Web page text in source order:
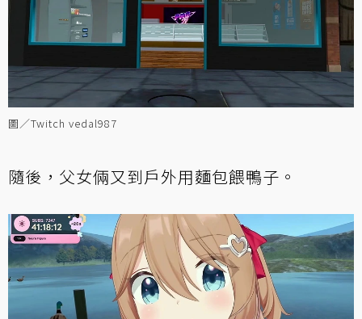
圖／Twitch vedal987
隨後，父女倆又到戶外用麵包餵鴨子。